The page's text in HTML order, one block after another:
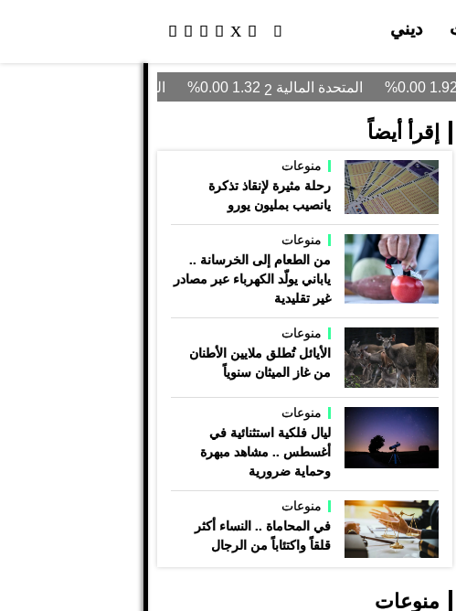
ديني
إقرأ أيضاً
منوعات
رحلة مثيرة لإنقاذ تذكرة
يانصيب بمليون يورو
منوعات
من الطعام إلى الخرسانة ..
ياباني يولّد الكهرباء عبر مصادر
غير تقليدية
منوعات
الأيائل تُطلق ملايين الأطنان
من غاز الميثان سنوياً
منوعات
ليال فلكية استثنائية في
أغسطس .. مشاهد مبهرة
وحماية ضرورية
منوعات
في المحاماة .. النساء أكثر
قلقاً واكتئاباً من الرجال
منوعات